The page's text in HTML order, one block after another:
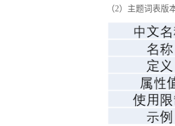
（2）主题词表版